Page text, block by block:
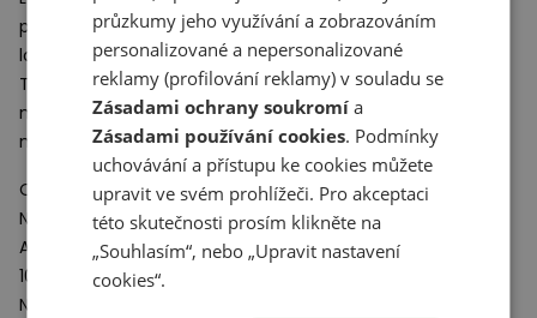
prodyšnost a lepší pohodlí, zatímco svršek se zvětšeným
logem “N” propůjčuje modelu retro-moderní estetiku.
Toto odvážné spojení stylů v New Balance 327 bylo
navrženo s myšlenkou na každého, kdo hledá styl retro v
moderním hávu.
Odpovědný subjekt:
New Balance Europe BV
A-Factorij, Pilotenstraat 35 – 45
1059 CH Amsterdam
Netherlands
průzkumy jeho využívání a zobrazováním
personalizované a nepersonalizované
reklamy (profilování reklamy) v souladu se
Zásadami ochrany soukromí a
Zásadami používání cookies. Podmínky
uchovávání a přístupu ke cookies můžete
upravit ve svém prohlížeči. Pro akceptaci
této skutečnosti prosím klikněte na
„Souhlasím“, nebo „Upravit nastavení
cookies“.